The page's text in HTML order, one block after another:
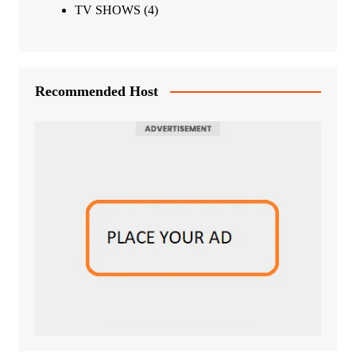
TV SHOWS (4)
Recommended Host